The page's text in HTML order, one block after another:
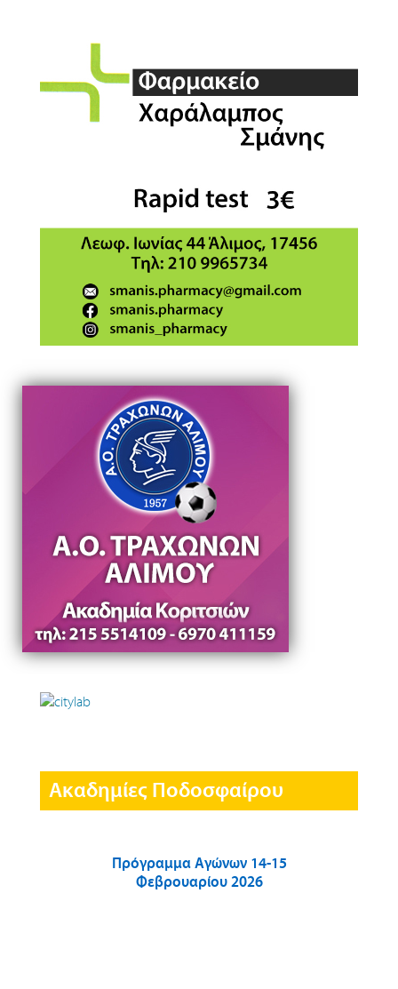
Ακαδημίες Ποδοσφαίρου
Πρόγραμμα Αγώνων 14-15
Φεβρουαρίου 2026